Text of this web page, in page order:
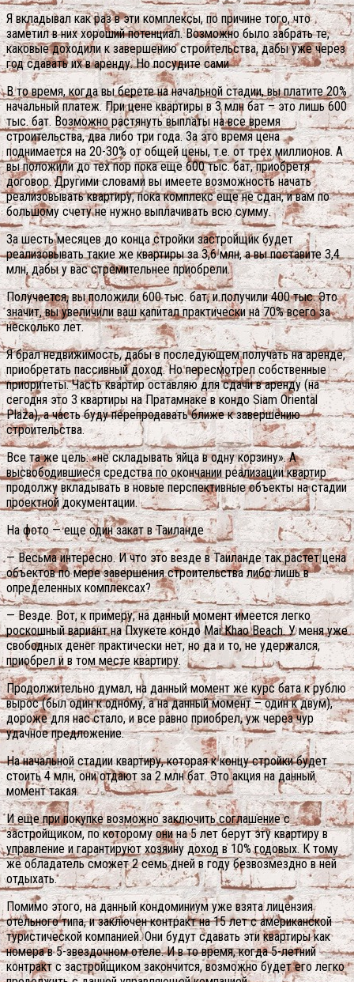
Я вкладывал как раз в эти комплексы, по причине того, что
заметил в них хороший потенциал. Возможно было забрать те,
каковые доходили к завершению строительства, дабы уже через
год сдавать их в аренду. Но посудите сами
В то время, когда вы берете на начальной стадии, вы платите 20%
начальный платеж. При цене квартиры в 3 млн бат – это лишь 600
тыс. бат. Возможно растянуть выплаты на все время
строительства, два либо три года. За это время цена
поднимается на 20-30% от общей цены, т.е. от трех миллионов. А
вы положили до тех пор пока еще 600 тыс. бат, приобретя
договор. Другими словами вы имеете возможность начать
реализовывать квартиру, пока комплекс еще не сдан, и вам по
большому счету не нужно выплачивать всю сумму.
За шесть месяцев до конца стройки застройщик будет
реализовывать такие же квартиры за 3,6 млн, а вы поставите 3,4
млн, дабы у вас стремительнее приобрели.
Получается, вы положили 600 тыс. бат, и получили 400 тыс. Это
значит, вы увеличили ваш капитал практически на 70% всего за
несколько лет.
Я брал недвижимость, дабы в последующем получать на аренде,
приобретать пассивный доход. Но пересмотрел собственные
приоритеты. Часть квартир оставляю для сдачи в аренду (на
сегодня это 3 квартиры на Пратамнаке в кондо Siam Oriental
Plaza), а часть буду перепродавать ближе к завершению
строительства.
Все та же цель: «не складывать яйца в одну корзину». А
высвободившиеся средства по окончании реализации квартир
продолжу вкладывать в новые перспективные объекты на стадии
проектной документации.
На фото — еще один закат в Таиланде
— Весьма интересно. И что это везде в Таиланде так растет цена
объектов по мере завершения строительства либо лишь в
определенных комплексах?
— Везде. Вот, к примеру, на данный момент имеется легко
роскошный вариант на Пхукете кондо Mai Khao Beach. У меня уже
свободных денег практически нет, но да и то, не удержался,
приобрел и в том месте квартиру.
Продолжительно думал, на данный момент же курс бата к рублю
вырос (был один к одному, а на данный момент – один к двум),
дороже для нас стало, и все равно приобрел, уж через чур
удачное предложение.
На начальной стадии квартиру, которая к концу стройки будет
стоить 4 млн, они отдают за 2 млн бат. Это акция на данный
момент такая.
И еще при покупке возможно заключить соглашение с
застройщиком, по которому они на 5 лет берут эту квартиру в
управление и гарантируют хозяину доход в 10% годовых. К тому
же обладатель сможет 2 семь дней в году безвозмездно в ней
отдыхать.
Помимо этого, на данный кондоминиум уже взята лицензия
отельного типа, и заключен контракт на 15 лет с американской
туристической компанией. Они будут сдавать эти квартиры как
номера в 5-звездочном отеле. И в то время, когда 5-летний
контракт с застройщиком закончится, возможно будет его легко